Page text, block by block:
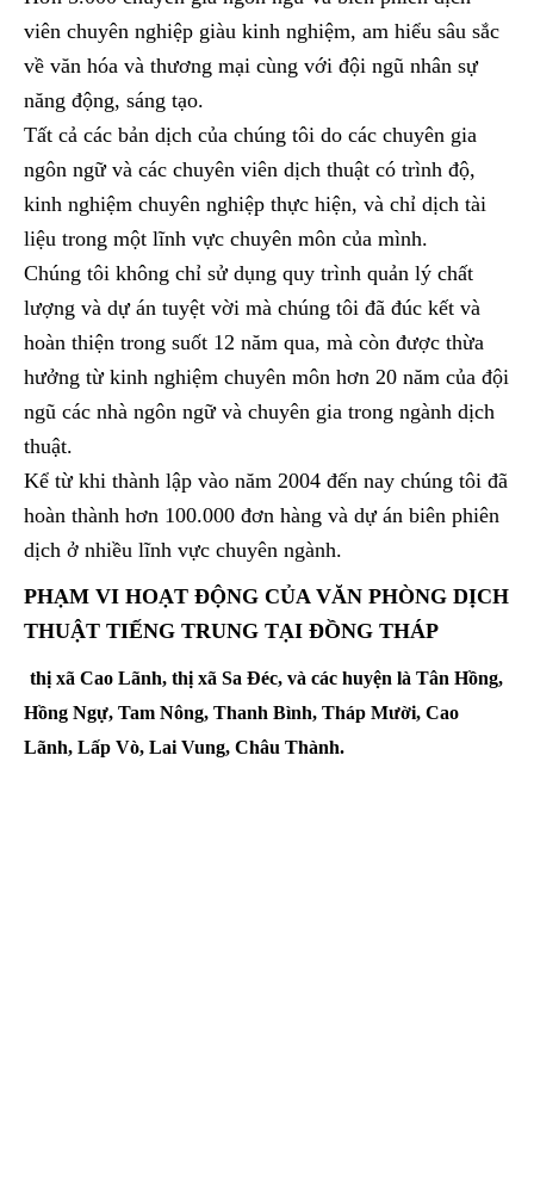
viên chuyên nghiệp giàu kinh nghiệm, am hiểu sâu sắc
về văn hóa và thương mại cùng với đội ngũ nhân sự
năng động, sáng tạo.
Tất cả các bản dịch của chúng tôi do các chuyên gia
ngôn ngữ và các chuyên viên dịch thuật có trình độ,
kinh nghiệm chuyên nghiệp thực hiện, và chỉ dịch tài
liệu trong một lĩnh vực chuyên môn của mình.
Chúng tôi không chỉ sử dụng quy trình quản lý chất
lượng và dự án tuyệt vời mà chúng tôi đã đúc kết và
hoàn thiện trong suốt 12 năm qua, mà còn được thừa
hưởng từ kinh nghiệm chuyên môn hơn 20 năm của đội
ngũ các nhà ngôn ngữ và chuyên gia trong ngành dịch
thuật.
Kể từ khi thành lập vào năm 2004 đến nay chúng tôi đã
hoàn thành hơn 100.000 đơn hàng và dự án biên phiên
dịch ở nhiều lĩnh vực chuyên ngành.
PHẠM VI HOẠT ĐỘNG CỦA VĂN PHÒNG DỊCH
THUẬT TIẾNG TRUNG TẠI ĐỒNG THÁP
thị xã Cao Lãnh, thị xã Sa Đéc, và các huyện là Tân Hồng,
Hồng Ngự, Tam Nông, Thanh Bình, Tháp Mười, Cao
Lãnh, Lấp Vò, Lai Vung, Châu Thành.